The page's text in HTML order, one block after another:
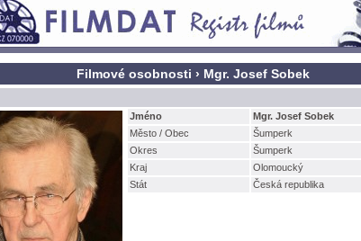
Filmové osobnosti › Mgr. Josef Sobek
Jméno
Mgr. Josef Sobek
Město / Obec
umperk
Okres
umperk
Kraj
Olomoucký
Stát
Česká republika